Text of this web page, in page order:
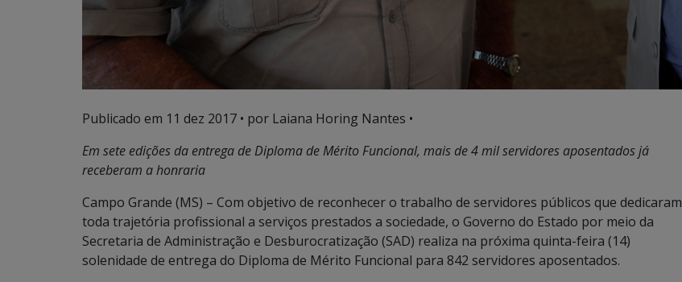
Publicado em 11 dez 2017 • por Laiana Horing Nantes •
Em sete edições da entrega de Diploma de Mérito Funcional, mais de 4 mil servidores aposentados já
receberam a honraria
Campo Grande (MS) – Com objetivo de reconhecer o trabalho de servidores públicos que dedicaram
toda trajetória profissional a serviços prestados a sociedade, o Governo do Estado por meio da
Secretaria de Administração e Desburocratização (SAD) realiza na próxima quinta-feira (14)
solenidade de entrega do Diploma de Mérito Funcional para 842 servidores aposentados.